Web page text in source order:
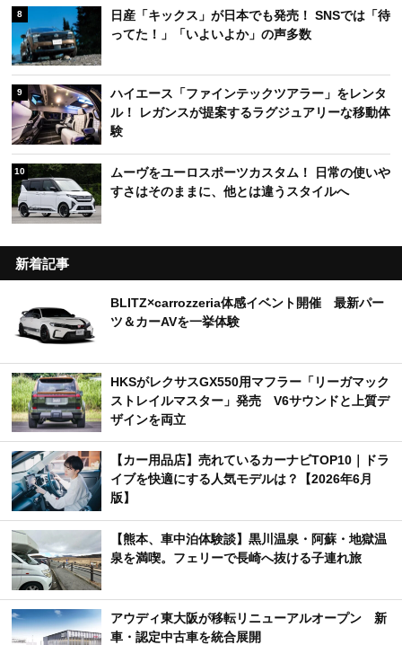
8
日産「キックス」が日本でも発売！ SNSでは「待
ってた！」「いよいよか」の声多数
9
ハイエース「ファインテックツアラー」をレンタ
ル！ レガンスが提案するラグジュアリーな移動体
験
10
ムーヴをユーロスポーツカスタム！ 日常の使いや
すさはそのままに、他とは違うスタイルへ
新着記事
BLITZ×carrozzeria体感イベント開催 最新パー
ツ＆カーAVを一挙体験
HKSがレクサスGX550用マフラー「リーガマック
ストレイルマスター」発売 V6サウンドと上質デ
ザインを両立
【カー用品店】売れているカーナビTOP10｜ドラ
イブを快適にする人気モデルは？【2026年6月
版】
【熊本、車中泊体験談】黒川温泉・阿蘇・地獄温
泉を満喫。フェリーで長崎へ抜ける子連れ旅
アウディ東大阪が移転リニューアルオープン 新
車・認定中古車を統合展開